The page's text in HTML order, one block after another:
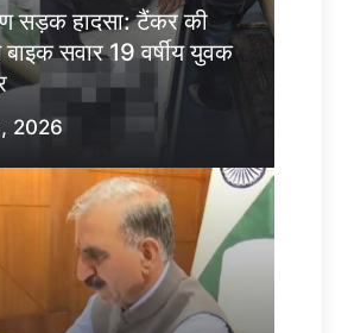
सड़क हादसा: टैंकर की
सवार 19 वर्षीय युवक
2026